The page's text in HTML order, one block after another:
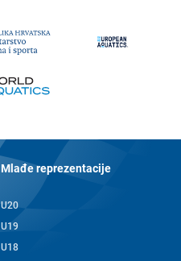
Mlađe reprezentacije
U20
U19
U18